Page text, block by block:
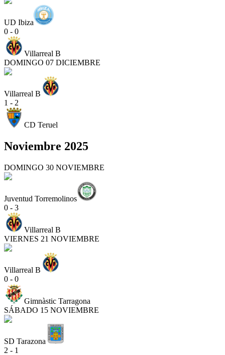
UD Ibiza
0 - 0
Villarreal B
DOMINGO 07 DICIEMBRE
Villarreal B
1 - 2
CD Teruel
Noviembre 2025
DOMINGO 30 NOVIEMBRE
Juventud Torremolinos
0 - 3
Villarreal B
VIERNES 21 NOVIEMBRE
Villarreal B
0 - 0
Gimnàstic Tarragona
SÁBADO 15 NOVIEMBRE
SD Tarazona
2 - 1